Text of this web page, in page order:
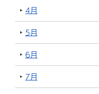
4月
5月
6月
7月